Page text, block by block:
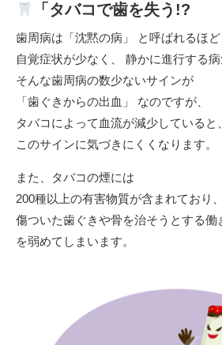
「タバコで歯を失う!?
歯周病は「沈黙の病」 と呼ばれるほど
自覚症状が少なく、 静かに進行する病
そんな歯周病の数少ないサインが
「歯ぐきからの出血」 なのですが、
タバコによって血流が減少していると、
このサインに気づきにくくなります。
また、タバコの煙には
200種以上の有害物質が含まれており、
傷ついた歯ぐきや骨を治そうとする働
を弱めてしまいます。